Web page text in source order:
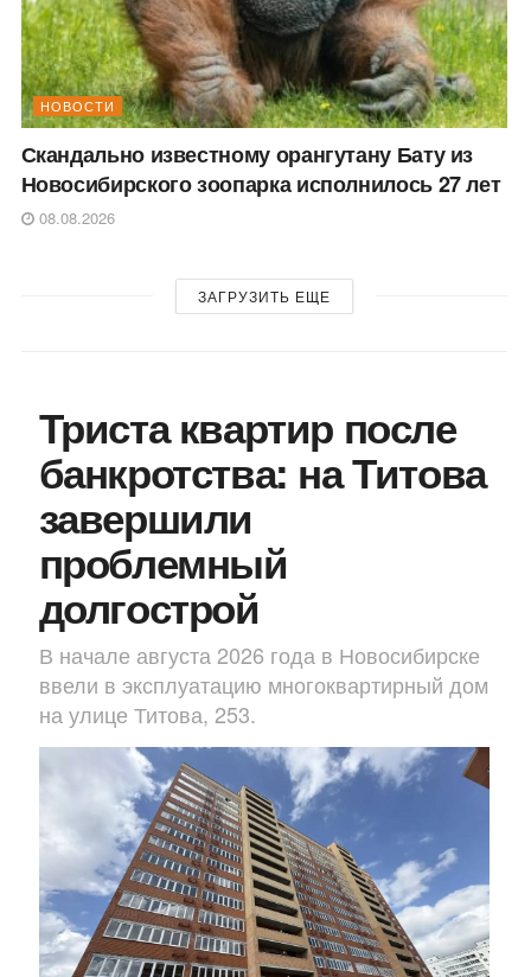
НОВОСТИ
Скандально известному орангутану Бату из
Новосибирского зоопарка исполнилось 27 лет
08.08.2026
ЗАГРУЗИТЬ ЕЩЕ
Триста квартир после
банкротства: на Титова
завершили
проблемный
долгострой
В начале августа 2026 года в Новосибирске
ввели в эксплуатацию многоквартирный дом
на улице Титова, 253.